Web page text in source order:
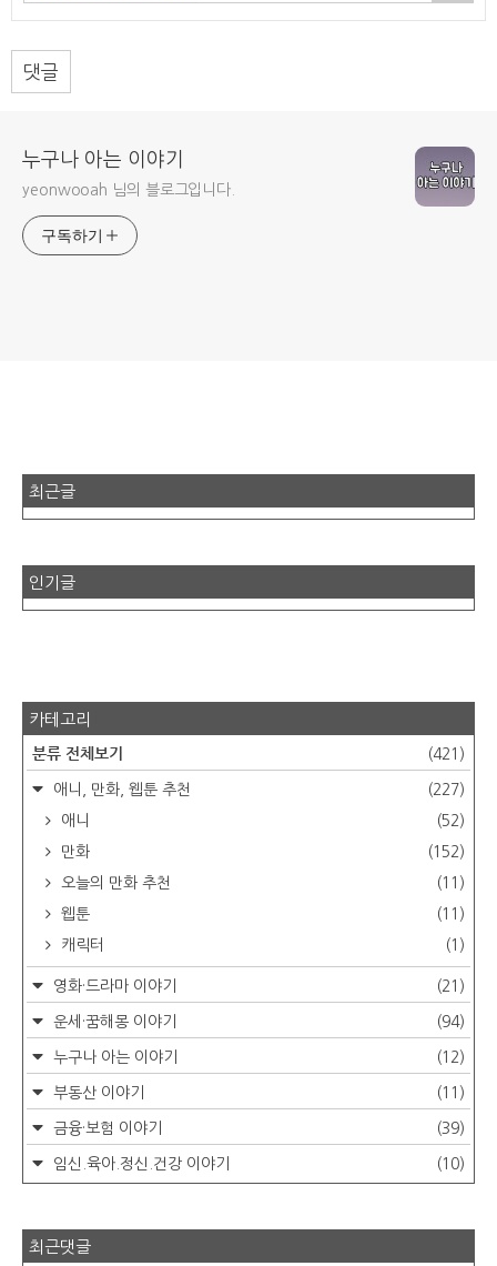
댓글
누구나 아는 이야기
yeonwooah 님의 블로그입니다.
구독하기
최근글
인기글
카테고리
분류 전체보기 (421)
애니, 만화, 웹툰 추천
(227)
애니
(52)
만화
(152)
오늘의 만화 추천
(11)
웹툰
(11)
캐릭터
(1)
영화·드라마 이야기 (21)
운세·꿈해몽 이야기 (94)
누구나 아는 이야기 (12)
부동산 이야기 (11)
금융·보험 이야기 (39)
임신.육아.정신.건강 이야기 (10)
최근댓글